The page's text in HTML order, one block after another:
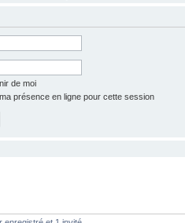
de moi
présence en ligne pour cette session